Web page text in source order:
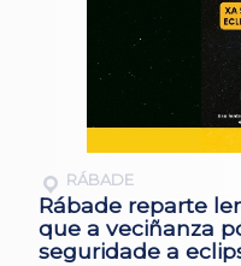
RÁBADE
Rábade reparte
que a veciñanza
seguridade a